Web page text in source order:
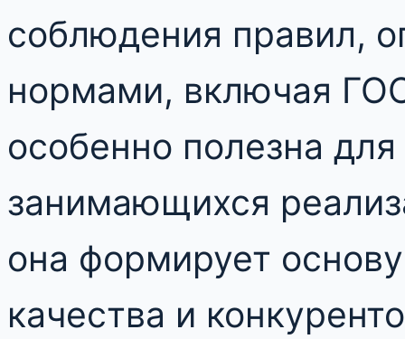
соблюдения правил,
нормами, включая
особенно полезна
занимающихся
она формирует
качества и